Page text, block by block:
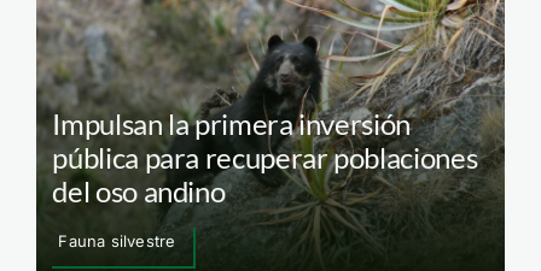
Impulsan la primera inversión
pública para recuperar poblaciones
del oso andino
Fauna silvestre